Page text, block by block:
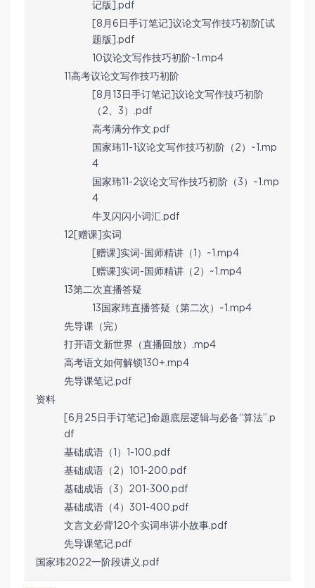
记版].pdf
[8月6日手订笔记]议论文写作技巧初阶[试
题版].pdf
10议论文写作技巧初阶~1.mp4
11高考议论文写作技巧初阶
[8月13日手订笔记]议论文写作技巧初阶
（2、3）.pdf
高考满分作文.pdf
国家玮11-1议论文写作技巧初阶（2）~1.mp
4
国家玮11-2议论文写作技巧初阶（3）~1.mp
4
牛叉闪闪小词汇.pdf
12[赠课]实词
[赠课]实词-国师精讲（1）~1.mp4
[赠课]实词-国师精讲（2）~1.mp4
13第二次直播答疑
13国家玮直播答疑（第二次）~1.mp4
先导课（完）
打开语文新世界（直播回放）.mp4
高考语文如何解锁130+.mp4
先导课笔记.pdf
资料
[6月25日手订笔记]命题底层逻辑与必备“算法”.p
df
基础成语（1）1-100.pdf
基础成语（2）101-200.pdf
基础成语（3）201-300.pdf
基础成语（4）301-400.pdf
文言文必背120个实词串讲小故事.pdf
先导课笔记.pdf
国家玮2022一阶段讲义.pdf